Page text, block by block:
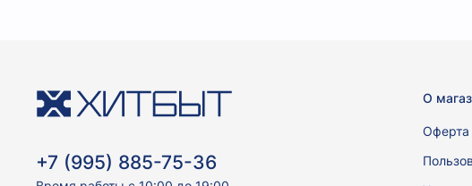
О
Оферта
+7 (995) 885-75-36